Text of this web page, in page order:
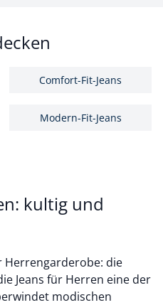
Comfort-Fit-Jeans
Modern-Fit-Jeans
kultig und
Herrengarderobe: die
Jeans für Herren eine der
modischen